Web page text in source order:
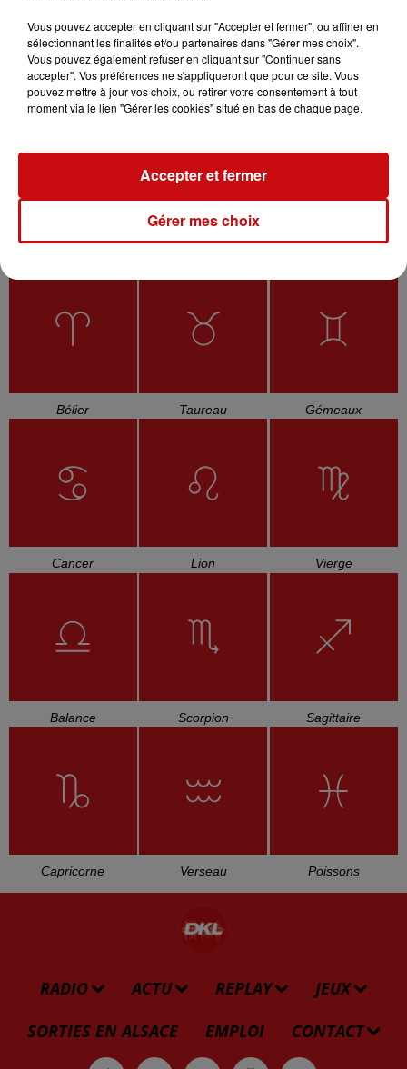
BOYS TOWN GANG
Can't Take My Eyes
M POKORA
Quand Même
SANDRA
Maria Magdalena
L'HOROSCOPE
Bélier Taureau Gémeaux
Cancer Lion Vierge
Balance Scorpion Sagittaire
Capricorne Verseau Poissons
RADIO ACTU REPLAY
JEUX
SORTIES EN ALSACE
EMPLOI CONTACT
Vous pouvez accepter en cliquant sur "Accepter et fermer", ou affiner en
sélectionnant les finalités et/ou partenaires dans "Gérer mes choix".
Vous pouvez également refuser en cliquant sur "Continuer sans
accepter". Vos préférences ne s'appliqueront que pour ce site. Vous
pouvez mettre à jour vos choix, ou retirer votre consentement à tout
moment via le lien "Gérer les cookies" situé en bas de chaque page.
Gérer mes choix
Accepter et fermer